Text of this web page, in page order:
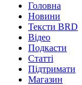
Головна
Новини
Тексти BRD
Відео
Подкасти
Статті
Підтримати
Магазин